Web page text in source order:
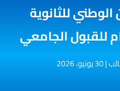
الوطني للثانوية
للقبول الجامعي
|30 يونيو، 2026